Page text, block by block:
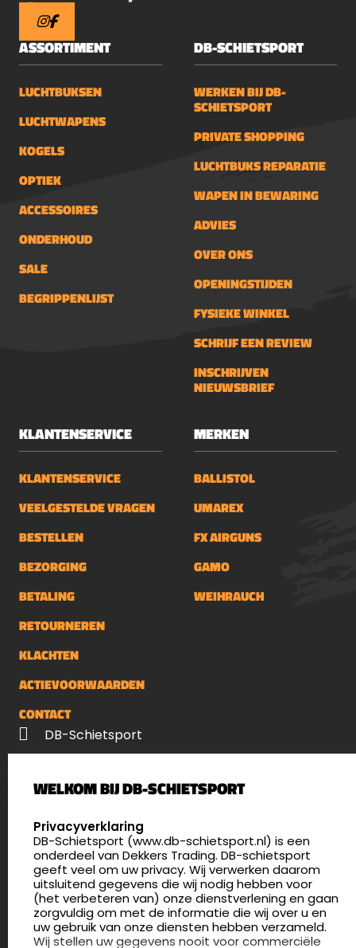
ASSORTIMENT
LUCHTBUKSEN
LUCHTWAPENS
KOGELS
OPTIEK
ACCESSOIRES
ONDERHOUD
SALE
BEGRIPPENLIJST
DB-SCHIETSPORT
WERKEN BIJ DB-
SCHIETSPORT
PRIVATE SHOPPING
LUCHTBUKS REPARATIE
WAPEN IN BEWARING
ADVIES
OVER ONS
OPENINGSTIJDEN
FYSIEKE WINKEL
SCHRIJF EEN REVIEW
INSCHRIJVEN
NIEUWSBRIEF
KLANTENSERVICE
KLANTENSERVICE
VEELGESTELDE VRAGEN
BESTELLEN
BEZORGING
BETALING
RETOURNEREN
KLACHTEN
ACTIEVOORWAARDEN
CONTACT
MERKEN
BALLISTOL
UMAREX
FX AIRGUNS
GAMO
WEIHRAUCH
DB-Schietsport
5411 LX Zeeland
4.8
175 beoordelingen
info@db-schietsport.nl
Openingstijden
Dinsdag en donderdag: 13:00 - 17:00 én 18:00 - 21:00
uur
WELKOM BIJ DB-SCHIETSPORT
SELECT LANGUAGE
Privacyverklaring
DB-Schietsport (www.db-schietsport.nl) is een
onderdeel van Dekkers Trading. DB-schietsport
geeft veel om uw privacy. Wij verwerken daarom
uitsluitend gegevens die wij nodig hebben voor
(het verbeteren van) onze dienstverlening en gaan
zorgvuldig om met de informatie die wij over u en
uw gebruik van onze diensten hebben verzameld.
Wij stellen uw gegevens nooit voor commerciële